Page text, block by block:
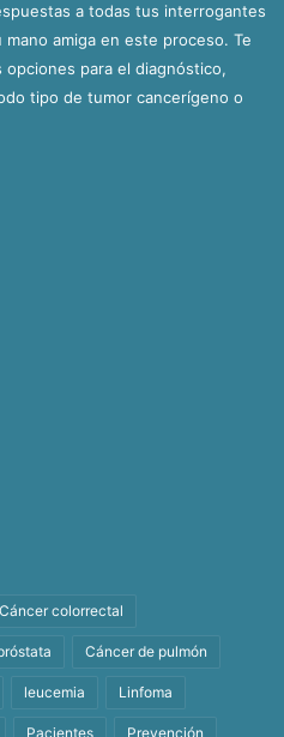
a todas tus interrogantes
amiga en este proceso. Te
para el diagnóstico,
tipo de tumor cancerígeno o
Cáncer colorrectal
Cáncer de pulmón
leucemia Linfoma
Pacientes Prevención